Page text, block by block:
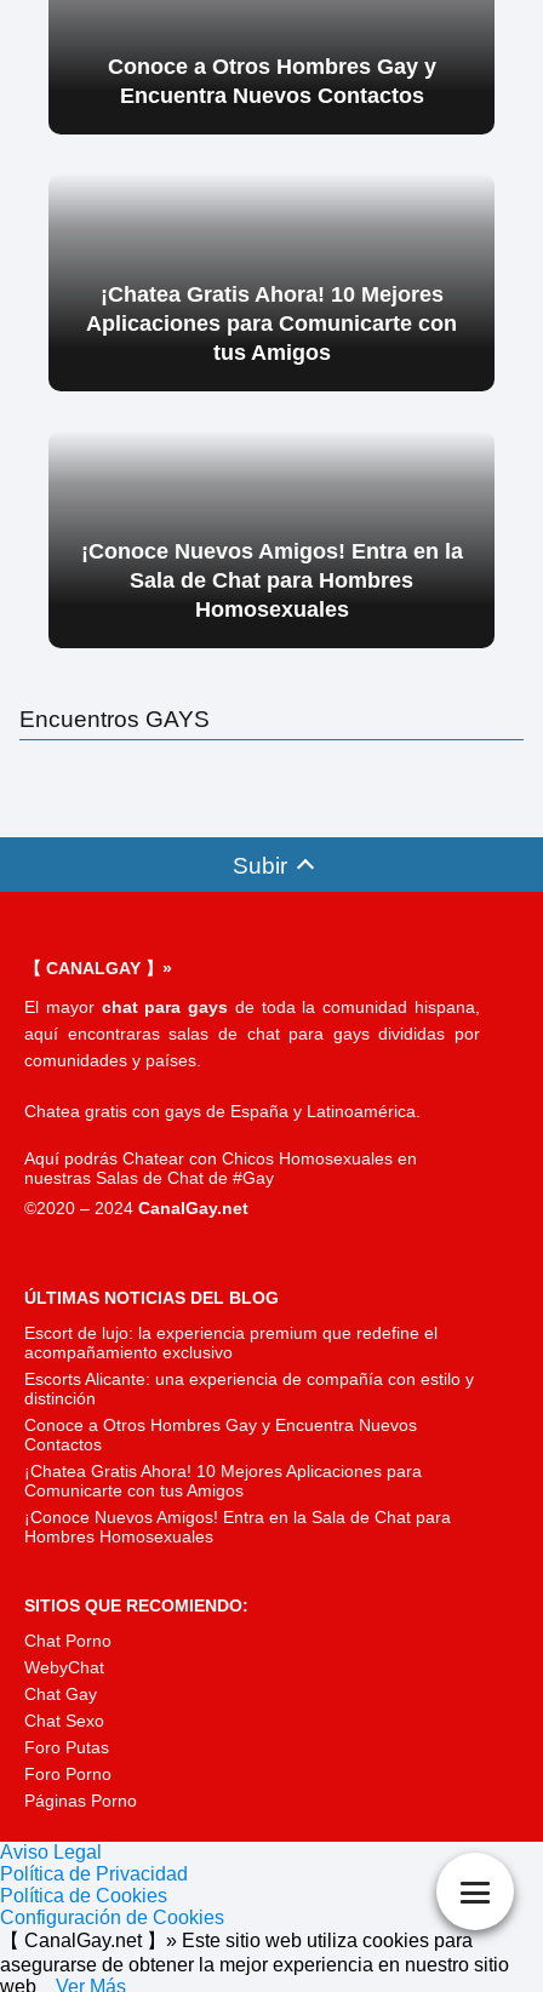
Conoce a Otros Hombres Gay y
Encuentra Nuevos Contactos
¡Chatea Gratis Ahora! 10 Mejores
Aplicaciones para Comunicarte con
tus Amigos
¡Conoce Nuevos Amigos! Entra en la
Sala de Chat para Hombres
Homosexuales
Encuentros GAYS
Subir
【 CANALGAY 】»
El mayor chat para gays de toda la comunidad hispana,
aquí encontraras salas de chat para gays divididas por
comunidades y países.
Chatea gratis con gays de España y Latinoamérica.
Aquí podrás Chatear con Chicos Homosexuales en
nuestras Salas de Chat de #Gay
©2020 – 2024 CanalGay.net
ÚLTIMAS NOTICIAS DEL BLOG
Escort de lujo: la experiencia premium que redefine el
acompañamiento exclusivo
Escorts Alicante: una experiencia de compañía con estilo y
distinción
Conoce a Otros Hombres Gay y Encuentra Nuevos
Contactos
¡Chatea Gratis Ahora! 10 Mejores Aplicaciones para
Comunicarte con tus Amigos
¡Conoce Nuevos Amigos! Entra en la Sala de Chat para
Hombres Homosexuales
SITIOS QUE RECOMIENDO:
Chat Porno
WebyChat
Chat Gay
Chat Sexo
Foro Putas
Foro Porno
Páginas Porno
Aviso Legal
Política de Privacidad
Política de Cookies
Configuración de Cookies
【 CanalGay.net 】» Este sitio web utiliza cookies para
asegurarse de obtener la mejor experiencia en nuestro sitio
web Ver Más